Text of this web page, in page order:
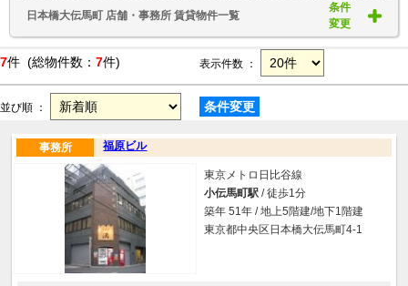
日本橋大伝馬町 店舗・事務所 賃貸物件一覧
条件
変更
7件 (総物件数： 7件) 表示件数 ：
並び順 ： 条件変更
福原ビル
事務所
東京メトロ日比谷線
小伝馬町駅 / 徒歩1分
築年 51年 / 地上5階建/地下1階建
東京都中央区日本橋大伝馬町4-1